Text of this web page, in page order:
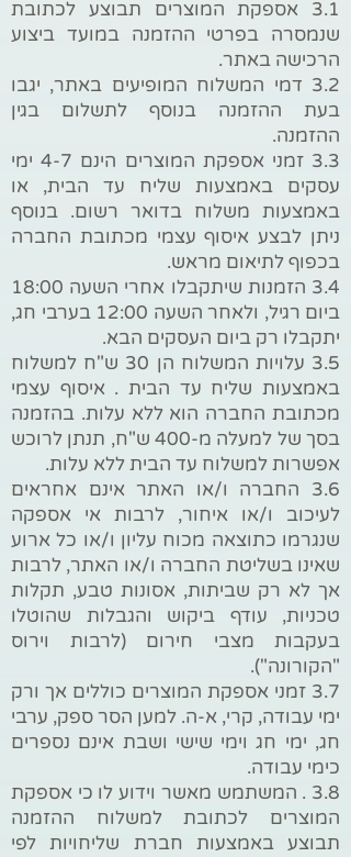
3.1 אספקת המוצרים תבוצע לכתובת
שנמסרה בפרטי ההזמנה במועד ביצוע
הרכישה באתר.
3.2 דמי המשלוח המופיעים באתר, יגבו
בעת ההזמנה בנוסף לתשלום בגין
ההזמנה.
3.3 זמני אספקת המוצרים הינם 4-7 ימי
עסקים באמצעות שליח עד הבית, או
באמצעות משלוח בדואר רשום. בנוסף
ניתן לבצע איסוף עצמי מכתובת החברה
בכפוף לתיאום מראש.
3.4 הזמנות שיתקבלו אחרי השעה 18:00
ביום רגיל, ולאחר השעה 12:00 בערבי חג,
יתקבלו רק ביום העסקים הבא.
3.5 עלויות המשלוח הן 30 ש"ח למשלוח
באמצעות שליח עד הבית . איסוף עצמי
מכתובת החברה הוא ללא עלות. בהזמנה
בסך של למעלה מ-400 ש"ח, תנתן לרוכש
אפשרות למשלוח עד הבית ללא עלות.
3.6 החברה ו/או האתר אינם אחראים
לעיכוב ו/או איחור, לרבות אי אספקה
שנגרמו כתוצאה מכוח עליון ו/או כל ארוע
שאינו בשליטת החברה ו/או האתר, לרבות
אך לא רק שביתות, אסונות טבע, תקלות
טכניות, עודף ביקוש והגבלות שהוטלו
בעקבות מצבי חירום (לרבות וירוס
"הקורונה").
3.7 זמני אספקת המוצרים כוללים אך ורק
ימי עבודה, קרי, א-ה. למען הסר ספק, ערבי
חג, ימי חג וימי שישי ושבת אינם נספרים
כימי עבודה.
3.8 . המשתמש מאשר וידוע לו כי אספקת
המוצרים לכתובת למשלוח ההזמנה
תבוצע באמצעות חברת שליחויות לפי